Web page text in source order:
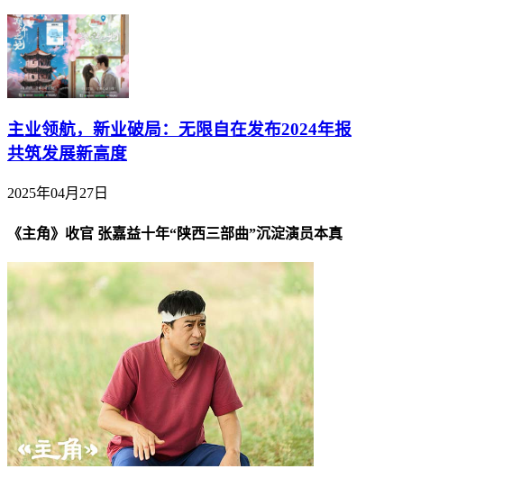
主业领航，新业破局：无限自在发布2024年报
共筑发展新高度
2025年04月27日
《主角》收官 张嘉益十年“陕西三部曲”沉淀演员本真